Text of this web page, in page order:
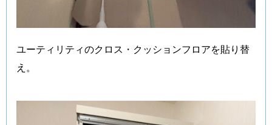
ユーティリティのクロス・クッションフロアを貼り替
え。